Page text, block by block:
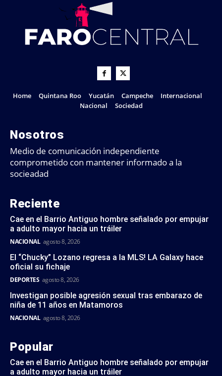
Home Quintana Roo Yucatán Campeche
Internacional
Nacional
Sociedad
Nosotros
Medio de comunicación independiente
comprometido con mantener informado a la
socieadad
Reciente
Cae en el Barrio Antiguo hombre señalado por empujar
a adulto mayor hacia un tráiler
NACIONAL agosto 8, 2026
El “Chucky” Lozano regresa a la MLS! LA Galaxy hace
oficial su fichaje
DEPORTES agosto 8, 2026
Investigan posible agresión sexual tras embarazo de
niña de 11 años en Matamoros
NACIONAL agosto 8, 2026
Popular
Cae en el Barrio Antiguo hombre señalado por empujar
a adulto mayor hacia un tráiler